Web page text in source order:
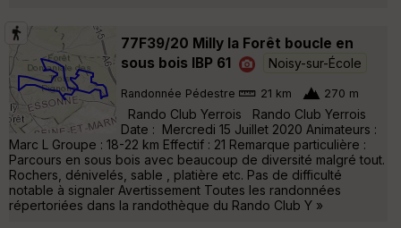
77F39/20 Milly la Forêt boucle en
sous bois IBP 61
Noisy-sur-École
Randonnée Pédestre 21 km 270 m
Rando Club Yerrois Rando Club Yerrois
Date : Mercredi 15 Juillet 2020 Animateurs :
Marc L Groupe : 18-22 km Effectif : 21 Remarque particulière :
Parcours en sous bois avec beaucoup de diversité malgré tout.
Rochers, dénivelés, sable , platière etc. Pas de difficulté
notable à signaler Avertissement Toutes les randonnées
répertoriées dans la randothèque du Rando Club Y »